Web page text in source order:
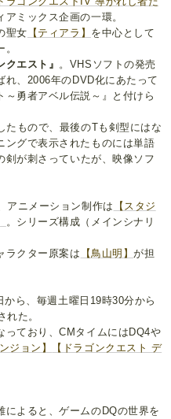
ミックス企画の一環。
聖女 【ティアラ】 を中心として
クエスト』
。VHSソフトの発売
れ、2006年のDVD化にあたって
勇者アベル伝説～』と付けら
たもので、最後のTも剣型にはな
ングで表示されたものには単語
剣が刺さっていたが、映像ソフ
アニメーション制作は
【スタジ
。シリーズ構成（メインシナリ
ラクター原案は 【鳥山明】が担
から、毎週土曜日19時30分から
た。
っており、CMタイムにはDQ4や
ジョン】
【ドラゴンクエスト デ
によると、ゲームのDQの世界を